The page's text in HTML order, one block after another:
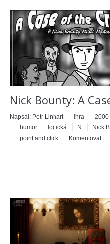
Nick Bounty: A
Napsal: Petr Linhart !hra 2000
humor
logická N
Nick
point and click
Komentovat